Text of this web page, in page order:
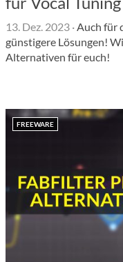
13. Dez. 2023 ·Auch für
günstigere Lösungen!
Alternativen für euch!
FREEWARE